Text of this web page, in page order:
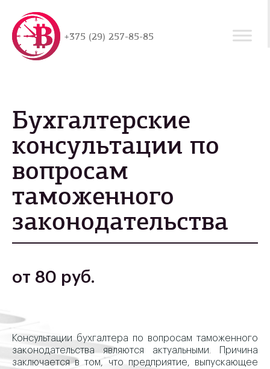
+375 (29) 257-85-85
Бухгалтерские
консультации по
вопросам
таможенного
законодательства
от 80 руб.
Консультации бухгалтера по вопросам таможенного
законодательства являются актуальными. Причина
заключается в том, что предприятие, выпускающее